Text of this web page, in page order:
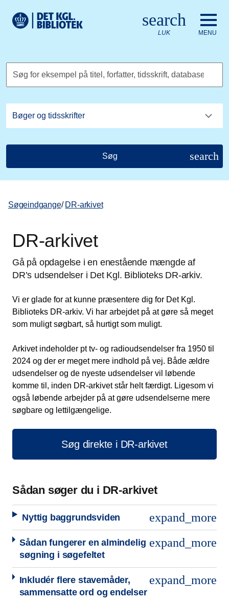
Det Kongelige Biblioteks logo. Gå til Det Kongelige
search
LUK MENU
Søg for eksempel på titel, forfatter, tidsskrift, database
Søg search
Søgeindgange/ DR-arkivet
DR-arkivet
Gå på opdagelse i en enestående mængde af
DR’s udsendelser i Det Kgl. Biblioteks DR-arkiv.
Vi er glade for at kunne præsentere dig for Det Kgl.
Biblioteks DR-arkiv. Vi har arbejdet på at gøre så meget
som muligt søgbart, så hurtigt som muligt.
Arkivet indeholder pt tv- og radioudsendelser fra 1950 til
2024 og der er meget mere indhold på vej. Både ældre
udsendelser og de nyeste udsendelser vil løbende
komme til, inden DR-arkivet står helt færdigt. Ligesom vi
også løbende arbejder på at gøre udsendelserne mere
søgbare og lettilgængelige.
Søg direkte i DR-arkivet
Sådan søger du i DR-arkivet
Nyttig baggrundsviden expand_more
Sådan fungerer en almindelig
søgning i søgefeltet
expand_more
Inkludér flere stavemåder,
sammensatte ord og endelser
expand_more